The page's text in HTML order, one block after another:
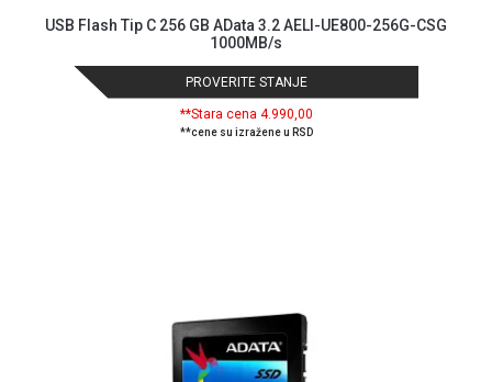
USB Flash Tip C 256 GB AData 3.2 AELI-UE800-256G-CSG
1000MB/s
PROVERITE STANJE
**Stara cena 4.990,00
**cene su izražene u RSD